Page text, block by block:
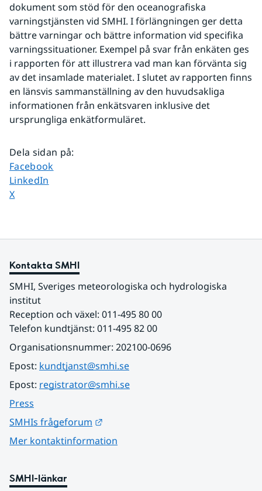
dokument som stöd för den oceanografiska
varningstjänsten vid SMHI. I förlängningen ger detta
bättre varningar och bättre information vid specifika
varningssituationer. Exempel på svar från enkäten ges
i rapporten för att illustrera vad man kan förvänta sig
av det insamlade materialet. I slutet av rapporten finns
en länsvis sammanställning av den huvudsakliga
informationen från enkätsvaren inklusive det
ursprungliga enkätformuläret.
Dela sidan på:
Dela sidan på
Facebook
Dela sidan på
LinkedIn
Dela sidan på
X
Kontakta SMHI
SMHI, Sveriges meteorologiska och hydrologiska
institut
Reception och växel: 011-495 80 00
Telefon kundtjänst: 011-495 82 00
Organisationsnummer: 202100-0696
Epost: kundtjanst@smhi.se
Epost: registrator@smhi.se
Press
SMHIs frågeforum
Mer kontaktinformation
SMHI-länkar